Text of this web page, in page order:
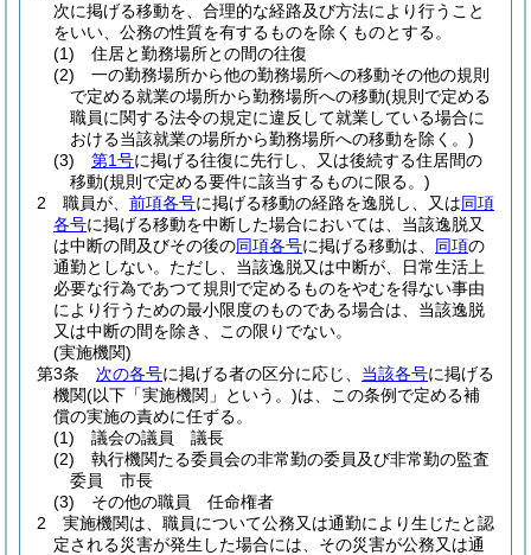
次に掲げる移動を、合理的な経路及び方法により行うこと
をいい、公務の性質を有するものを除くものとする。
(1)
住居と勤務場所との間の往復
(2)
一の勤務場所から他の勤務場所への移動その他の規則
で定める就業の場所から勤務場所への移動(規則で定める
職員に関する法令の規定に違反して就業している場合に
おける当該就業の場所から勤務場所への移動を除く。)
(3)
第1号に掲げる往復に先行し、又は後続する住居間の
移動(規則で定める要件に該当するものに限る。)
2
職員が、 前項各号に掲げる移動の経路を逸脱し、又は同項
各号に掲げる移動を中断した場合においては、当該逸脱又
は中断の間及びその後の同項各号に掲げる移動は、 同項の
通勤としない。 ただし、当該逸脱又は中断が、日常生活上
必要な行為であつて規則で定めるものをやむを得ない事由
により行うための最小限度のものである場合は、当該逸脱
又は中断の間を除き、この限りでない。
(実施機関)
第3条
次の各号に掲げる者の区分に応じ、 当該各号に掲げる
機関(以下「実施機関」という。)は、この条例で定める補
償の実施の責めに任ずる。
(1)
議会の議員 議長
(2)
執行機関たる委員会の非常勤の委員及び非常勤の監査
委員 市長
(3)
その他の職員 任命権者
2
実施機関は、職員について公務又は通勤により生じたと認
定される災害が発生した場合には、その災害が公務又は通